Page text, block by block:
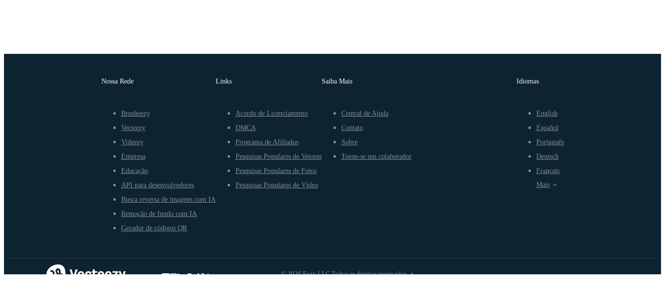
Nossa Rede
Brusheezy
Vecteezy
Videezy
Empresa
Educação
API para desenvolvedores
Busca reversa de imagens com IA
Remoção de fundo com IA
Gerador de códigos QR
Links
Acordo de Licenciamento
DMCA
Programa de Afiliados
Pesquisas Populares de Vetores
Pesquisas Populares de Fotos
Pesquisas Populares de Vídeo
Saiba Mais
Central de Ajuda
Contato
Sobre
Torne-se um colaborador
© 2026 Eezy LLC Todos os direitos reservados •
Idiomas
English
Español
Português
Deutsch
Français
Mais